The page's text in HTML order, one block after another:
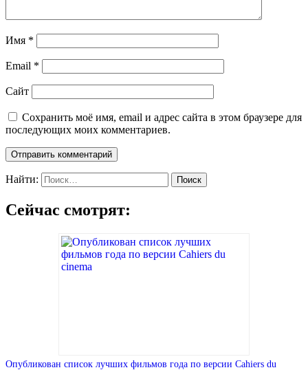
Имя *
Email *
Сайт
Сохранить моё имя, email и адрес сайта в этом браузере для
последующих моих комментариев.
Найти:
Сейчас смотрят:
Опубликован список лучших фильмов года по версии Cahiers du